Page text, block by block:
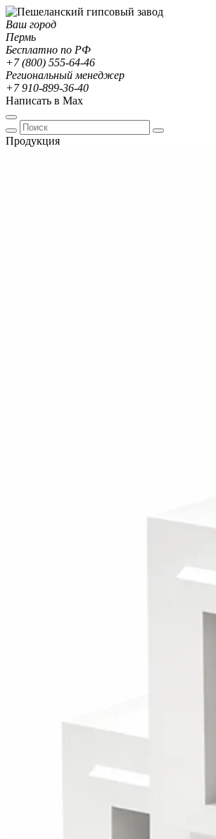
Ваш город
Пермь
Бесплатно по РФ
+7 (800) 555-64-46
Региональный менеджер
+7 910-899-36-40
Написать в Max
Продукция